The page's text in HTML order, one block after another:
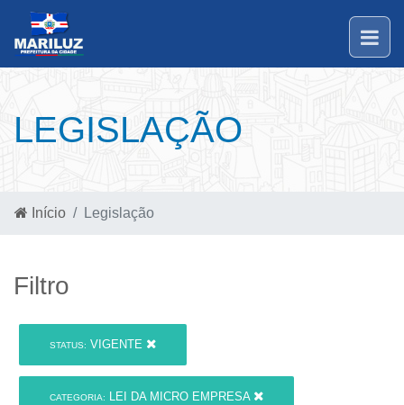
LEGISLAÇÃO
Início Legislação
Filtro
STATUS: VIGENTE
CATEGORIA: LEI DA MICRO EMPRESA